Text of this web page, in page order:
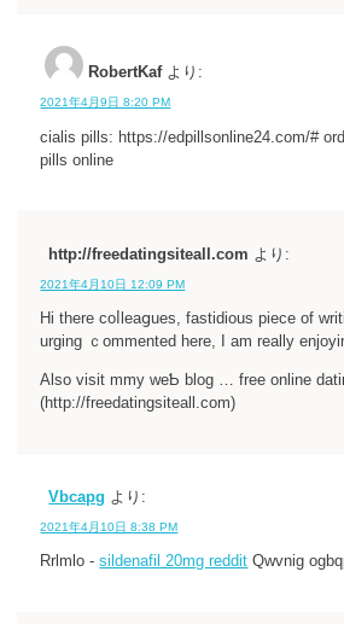
RobertKaf より:
2021年4月9日 8:20 PM
cialis pills: https://edpillsonline24.com/#
pills online
http://freedatingsiteall.com より:
2021年4月10日 12:09 PM
Hi tһere coⅼleaցues, fastidious piece of
urging ｃommented here, I am really
Also visit mmy weƄ blog … frеe online
(http://freedatingsiteall.com)
Vbcapg より:
2021年4月10日 8:38 PM
Rrlmlo -sildenafil 20mg reddit Qwvnig